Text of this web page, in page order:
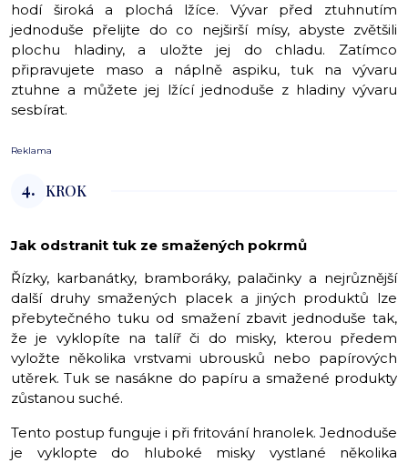
hodí široká a plochá lžíce. Vývar před ztuhnutím
jednoduše přelijte do co nejširší mísy, abyste zvětšili
plochu hladiny, a uložte jej do chladu. Zatímco
připravujete maso a náplně aspiku, tuk na vývaru
ztuhne a můžete jej lžící jednoduše z hladiny vývaru
sesbírat.
Reklama
4. KROK
Jak odstranit tuk ze smažených pokrmů
Řízky, karbanátky, bramboráky, palačinky a nejrůznější
další druhy smažených placek a jiných produktů lze
přebytečného tuku od smažení zbavit jednoduše tak,
že je vyklopíte na talíř či do misky, kterou předem
vyložte několika vrstvami ubrousků nebo papírových
utěrek. Tuk se nasákne do papíru a smažené produkty
zůstanou suché.
Tento postup funguje i při fritování hranolek. Jednoduše
je vyklopte do hluboké misky vystlané několika